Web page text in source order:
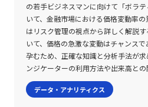
の若手ビジネスマンに向けて「ボラ
いて、金融市場における価格変動率
はリスク管理の視点から詳しく解説
いて、価格の急激な変動はチャンス
孕むため、正確な知識と分析手法が
ンジケーターの利用方法や出来高と
の留意点など、現代のデジタル化され
報を体系的に整理する。 ボラティリティとは ボラティリティと
データ・アナリティクス